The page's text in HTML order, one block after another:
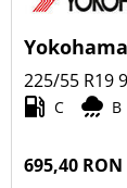
225/55 R19
C B
695,40 RON